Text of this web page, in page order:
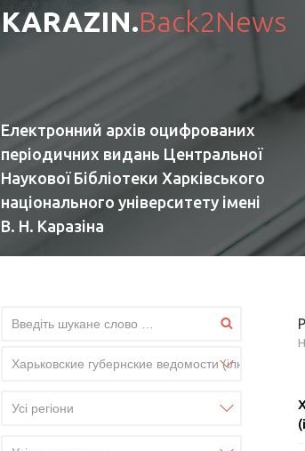
KARAZIN.Back2News
Електронний архів оцифрованих
періодичних видань Центральної
Наукової Бібліотеки Харківського
національного університету імені
В. Н. Каразіна